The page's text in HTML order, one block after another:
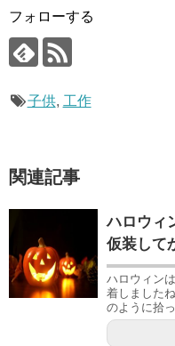
フォローする
子供, 工作
関連記事
ハロウィ
仮装して
ハロウィン
着しました
のように拾